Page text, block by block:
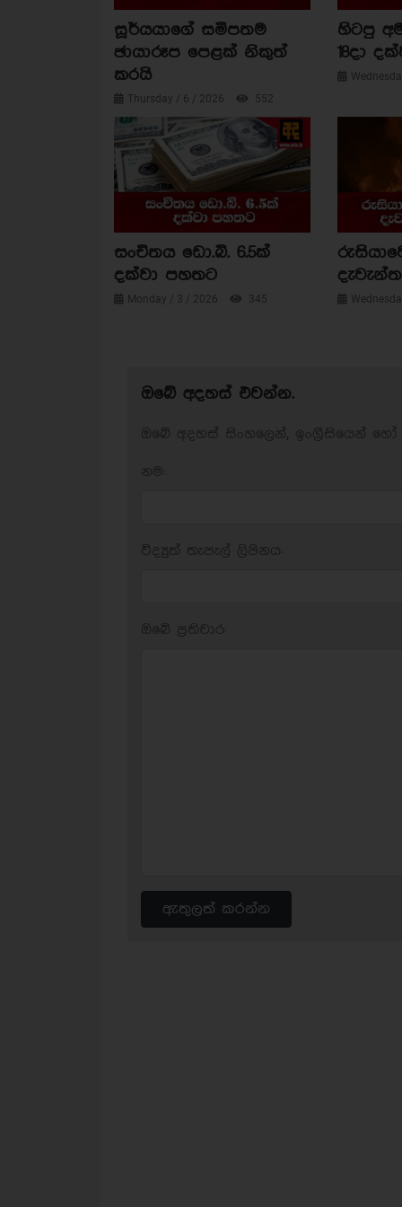
සූර්යයාගේ සමීපතම
ඡායාරූප පෙළක් නිකුත්
කරයි
Thursday / 6 / 2026 552
හිටපු
18දා
සංචිතය ඩො.බි. 6.5ක්
දක්වා පහතට
Monday / 3 / 2026 345
ඔබේ අදහස් එවන්න.
ඇතුලත් කරන්න